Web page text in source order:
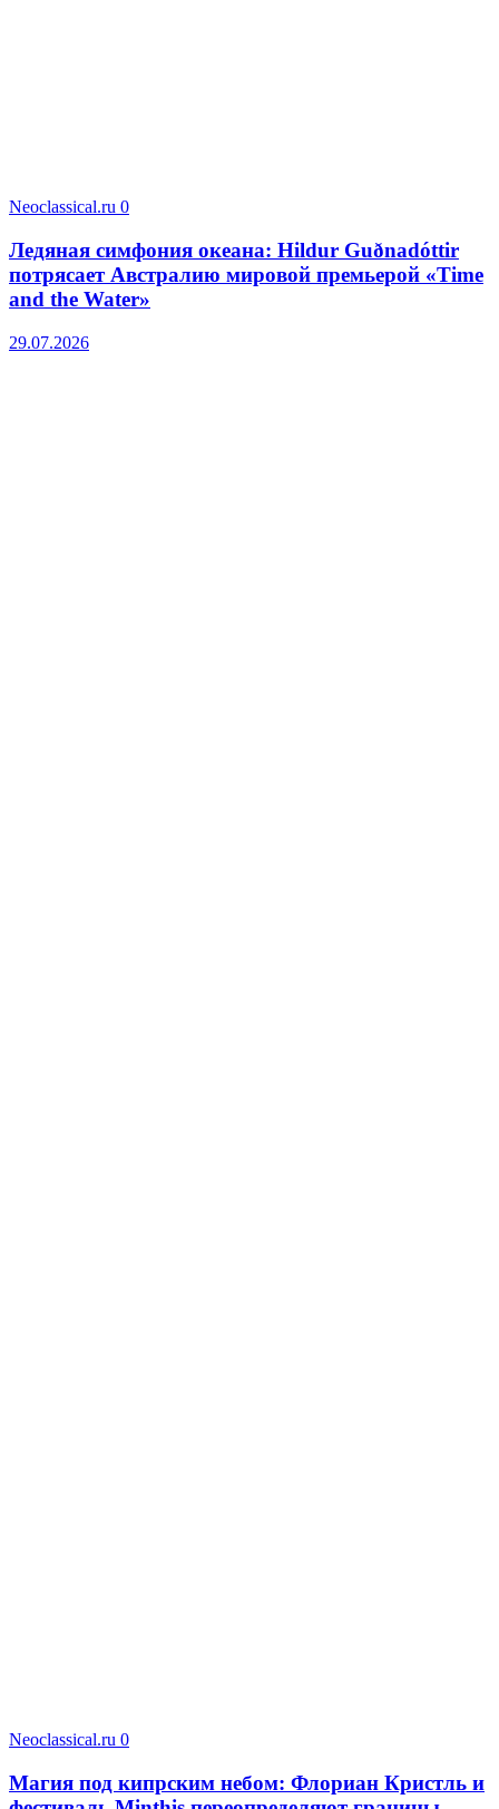
Neoclassical.ru 0
Ледяная симфония океана: Hildur Guðnadóttir
потрясает Австралию мировой премьерой «Time
and the Water»
29.07.2026
Neoclassical.ru 0
Магия под кипрским небом: Флориан Кристль и